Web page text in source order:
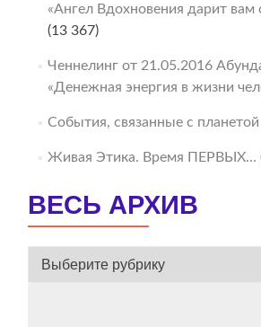
«Ангел Вдохновения дарит вам
(13 367)
Ченнелинг от 21.05.2016
«Денежная энергия в жизни
События, связанные с
Живая Этика. Время ПЕРВЫХ…
ВЕСЬ АРХИВ
ВЕСЬ